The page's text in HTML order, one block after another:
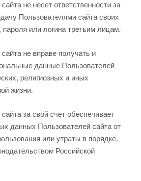
не несет ответственности за
Пользователями сайта своих
или логина третьим лицам.
не вправе получать и
данные Пользователей
религиозных и иных
жизни.
за свой счет обеспечивает
данных Пользователей сайта от
или утраты в порядке,
Российской